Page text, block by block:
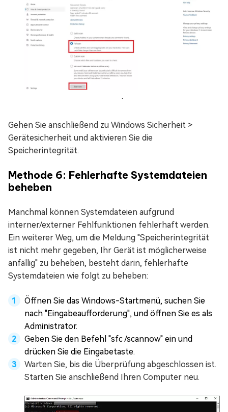
.
Gehen Sie anschließend zu Windows Sicherheit >
Gerätesicherheit und aktivieren Sie die
Speicherintegrität.
Methode 6: Fehlerhafte Systemdateien
beheben
Manchmal können Systemdateien aufgrund
interner/externer Fehlfunktionen fehlerhaft werden.
Ein weiterer Weg, um die Meldung "Speicherintegrität
ist nicht mehr gegeben, Ihr Gerät ist möglicherweise
anfällig" zu beheben, besteht darin, fehlerhafte
Systemdateien wie folgt zu beheben:
Öffnen Sie das Windows-Startmenü, suchen Sie
nach "Eingabeaufforderung", und öffnen Sie es als
Administrator.
Geben Sie den Befehl "sfc /scannow" ein und
drücken Sie die Eingabetaste.
Warten Sie, bis die Überprüfung abgeschlossen ist.
Starten Sie anschließend Ihren Computer neu.